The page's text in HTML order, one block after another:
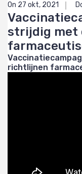
On 27 okt, 2021
strijdig met
richtlijnen